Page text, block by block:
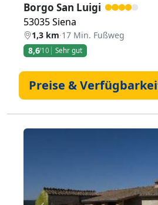
Borgo San Luigi
53035 Siena
1,3 km·17 Min. Fußweg
8,6/10 Sehr gut
Preise &